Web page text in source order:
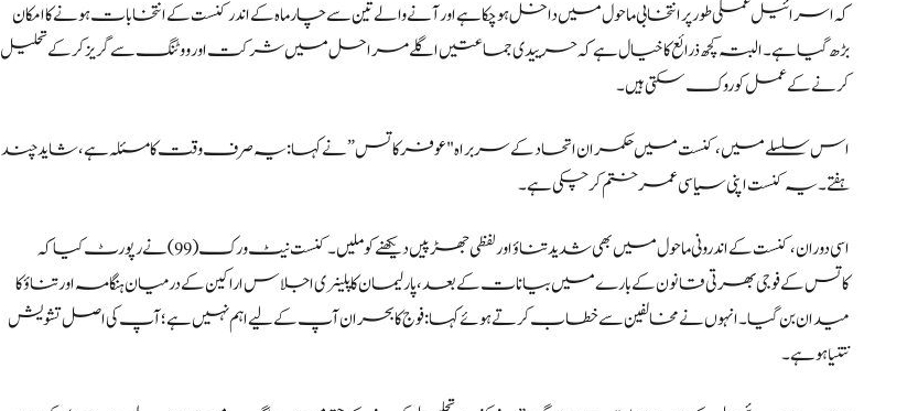
کہ اسرائیل عملی طور پر انتخابی ماحول میں داخل ہو چکا ہے اور آنے والے تین سے چار ماہ کے اندر کنست کے انتخابات ہونے کا امکان
بڑھ گیا ہے۔ البتہ کچھ ذرائع کا خیال ہے کہ حرییدی جماعتیں اگلے مراحل میں شرکت اور ووٹنگ سے گریز کر کے تحلیل
کرنے کے عمل کو روک سکتی ہیں۔
اس سلسلے میں، کنست میں حکمران اتحاد کے سربراہ "عوفر کاتس” نے کہا: یہ صرف وقت کا مسئلہ ہے، شاید چند
ہفتے۔ یہ کنست اپنی سیاسی عمر ختم کر چکی ہے۔
اسی دوران، کنست کے اندرونی ماحول میں بھی شدید تناؤ اور لفظی جھڑپیں دیکھنے کو ملیں۔ کنست نیٹ ورک (99) نے رپورٹ کیا کہ
کاتس کے فوجی بھرتی قانون کے بارے میں بیانات کے بعد، پارلیمان کا پلینری اجلاس اراکین کے درمیان ہنگامہ اور تناؤ کا
میدان بن گیا۔ انہوں نے مخالفین سے خطاب کرتے ہوئے کہا: فوج کا بحران آپ کے لیے اہم نہیں ہے؛ آپ کی اصل تشویش
نتنیاہو ہے۔